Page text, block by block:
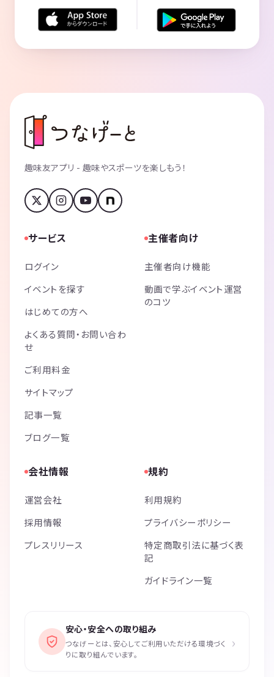
趣味友アプリ - 趣味やスポーツを楽しもう！
サービス
ログイン
イベントを探す
はじめての方へ
よくある質問・お問い合わ
せ
ご利用料金
サイトマップ
記事一覧
ブログ一覧
主催者向け
主催者向け機能
動画で学ぶイベント運営
のコツ
会社情報
運営会社
採用情報
プレスリリース
規約
利用規約
プライバシーポリシー
特定商取引法に基づく表
記
ガイドライン一覧
安心・安全への取り組み
つなげーとは、安心してご利用いただける環境づく
りに取り組んでいます。
›